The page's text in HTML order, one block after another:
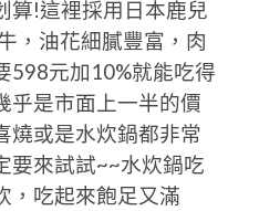
算!這裡採用日本鹿兒
，油花細膩豐富，肉
598元加10%就能吃得
乎是市面上一半的價
燒或是水炊鍋都非常
要來試試~~水炊鍋吃
，吃起來飽足又滿